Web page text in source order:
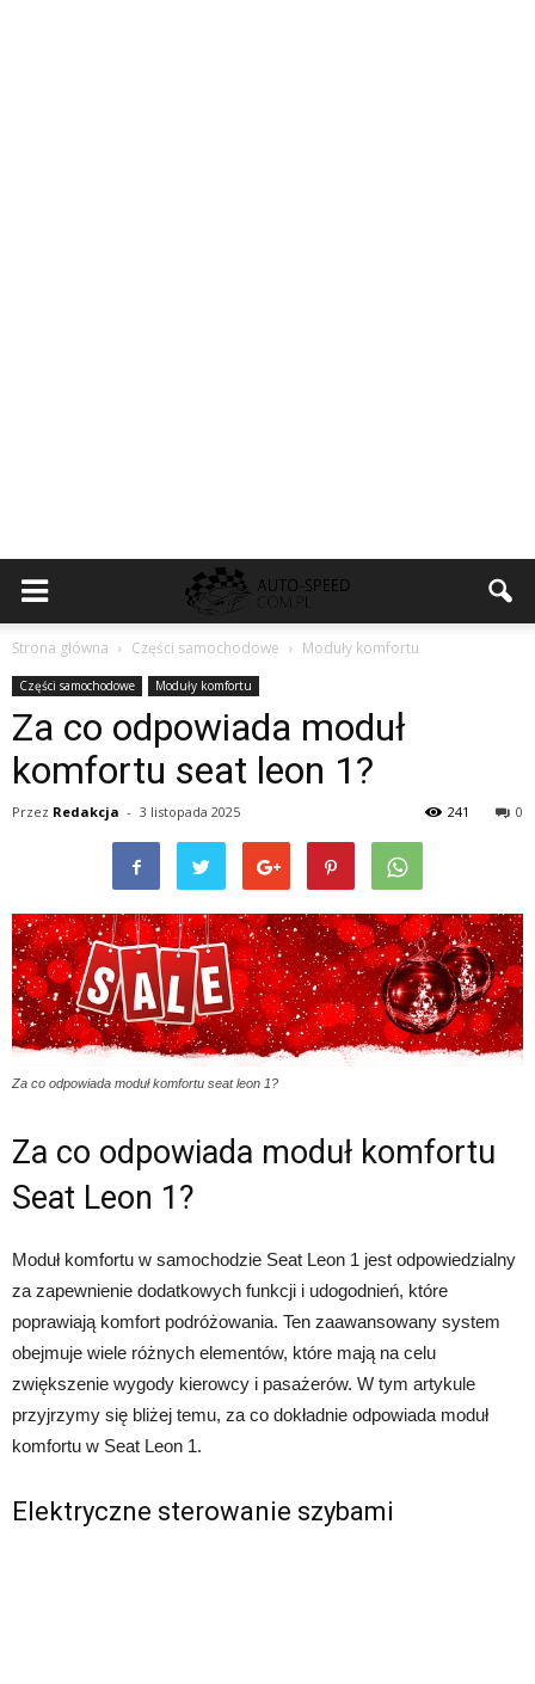
Strona główna Części samochodowe Moduły komfortu
Części samochodowe Moduły komfortu
Za co odpowiada moduł
komfortu seat leon 1?
Przez Redakcja - 3 listopada 2025 0
241
Za co odpowiada moduł komfortu seat leon 1?
Za co odpowiada moduł komfortu
Seat Leon 1?
Moduł komfortu w samochodzie Seat Leon 1 jest odpowiedzialny
za zapewnienie dodatkowych funkcji i udogodnień, które
poprawiają komfort podróżowania. Ten zaawansowany system
obejmuje wiele różnych elementów, które mają na celu
zwiększenie wygody kierowcy i pasażerów. W tym artykule
przyjrzymy się bliżej temu, za co dokładnie odpowiada moduł
komfortu w Seat Leon 1.
Elektryczne sterowanie szybami